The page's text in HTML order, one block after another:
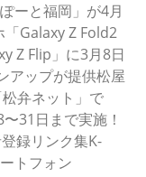
ーと福岡」が4月
Galaxy Z Fold2
Z Flip」に3月8日
アップが提供松屋
弁ネット」で
31日まで実施！
録リンク集K-
トフォン